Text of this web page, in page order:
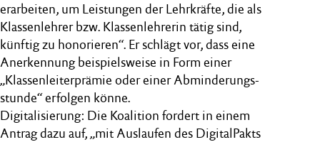
erarbeiten, um Leistungen der Lehrkräfte, die als
Klassenlehrer bzw. Klassenlehrerin tätig sind,
künftig zu honorieren“. Er schlägt vor, dass eine
Anerkennung beispielsweise in Form einer
„Klassenleiterprämie oder einer Abminderungs-
stunde“ erfolgen könne.
Digitalisierung: Die Koalition fordert in einem
Antrag dazu auf, „mit Auslaufen des DigitalPakts